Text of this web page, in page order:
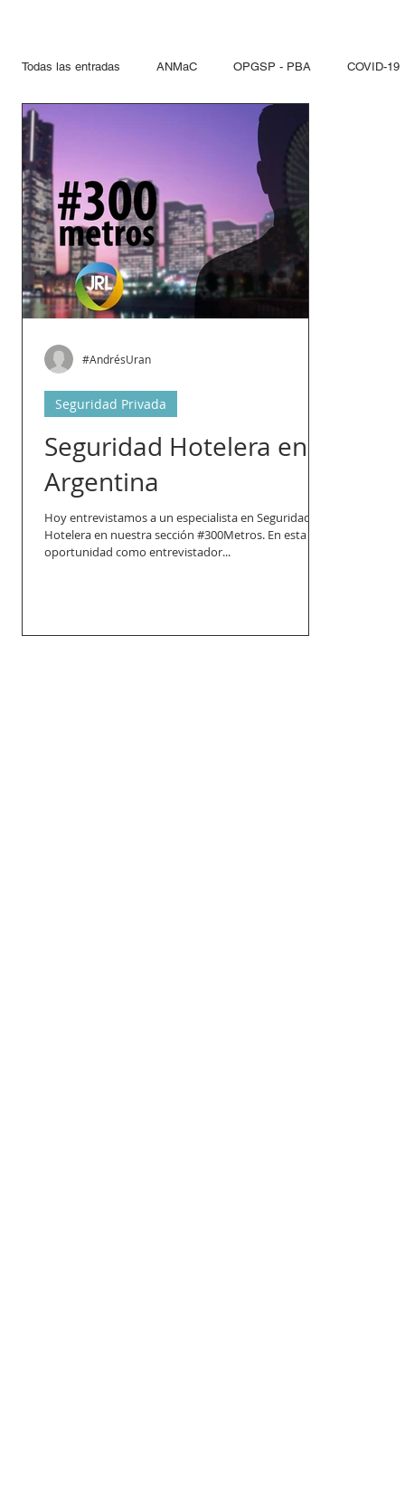
Todas las entradas ANMaC OPGSP - PBA COVID-19
Seguridad Privada
Otras Jurisdicciones Artificios Pirotécnicos
Paseo del Bajo Hidrocarcuros Hidrocarburos
Propelentes
Seguridad Hotelera en
Argentina
Hoy entrevistamos a un especialista en Seguridad
Hotelera en nuestra sección ‪#‎300Metros‬. En esta
oportunidad como entrevistador...
Seguridad Privada
#AndrésUran